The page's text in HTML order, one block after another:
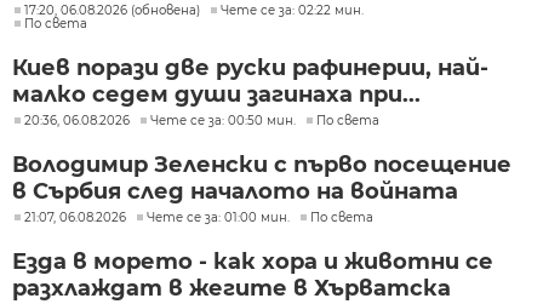
17:20, 06.08.2026 (обновена)
Чете се за: 02:22 мин.
По света
Киев порази две руски рафинерии, най-
малко седем души загинаха при...
20:36, 06.08.2026 Чете се за: 00:50 мин. По света
Володимир Зеленски с първо посещение
в Сърбия след началото на войната
21:07, 06.08.2026 Чете се за: 01:00 мин. По света
Езда в морето - как хора и животни се
разхлаждат в жегите в Хърватска